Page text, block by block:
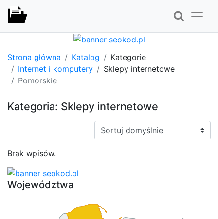
Strona główna Katalog
Kategorie
Internet i komputery
Sklepy internetowe
Pomorskie
Kategoria: Sklepy internetowe
Sortuj:
Brak wpisów.
Województwa